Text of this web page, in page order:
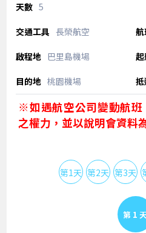
5
長榮航空
巴里島機場
桃園機場
※如遇航空公司變動航班
之權力，並以說明會資料
第1天 第2天 第3天
Day 1